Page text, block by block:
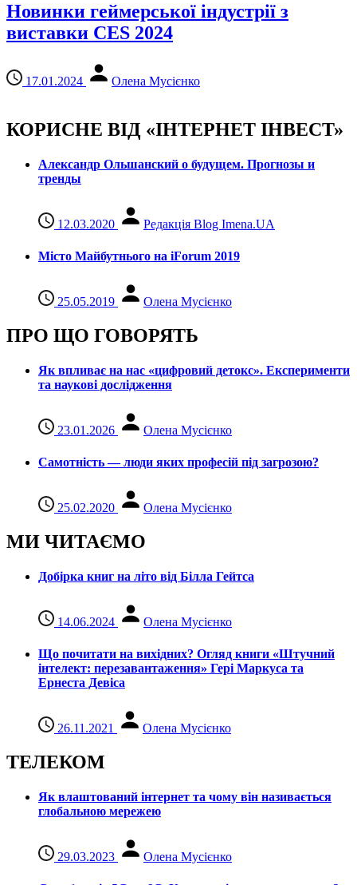
Новинки геймерської індустрії з
виставки CES 2024
17.01.2024 Олена Мусієнко
КОРИСНЕ ВІД «ІНТЕРНЕТ ІНВЕСТ»
Александр Ольшанский о будущем. Прогнозы и
тренды
12.03.2020 Редакція Blog Imena.UA
Місто Майбутнього на iForum 2019
25.05.2019 Олена Мусієнко
ПРО ЩО ГОВОРЯТЬ
Як впливає на нас «цифровий детокс». Експерименти
та наукові дослідження
23.01.2026 Олена Мусієнко
Самотність — люди яких професій під загрозою?
25.02.2020 Олена Мусієнко
МИ ЧИТАЄМО
Добірка книг на літо від Білла Гейтса
14.06.2024 Олена Мусієнко
Що почитати на вихідних? Огляд книги «Штучний
інтелект: перезавантаження» Гері Маркуса та
Ернеста Девіса
26.11.2021 Олена Мусієнко
ТЕЛЕКОМ
Як влаштований інтернет та чому він називається
глобальною мережею
29.03.2023 Олена Мусієнко